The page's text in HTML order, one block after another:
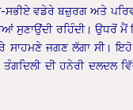
ਸਭੀਏ ਵਡੇਰੇ ਬਜ਼ੁਰਗ ਅਤੇ
ਸੁਣਾਉਂਦੀ ਰਹਿੰਦੀ। ਉਧਰੋਂ
ਸਾਹਮਣੇ ਜਗਣ ਲੱਗਾ ਸੀ।
ਤੰਗਦਿਲੀ ਦੀ ਹਨੇਰੀ ਦਲਦਲ